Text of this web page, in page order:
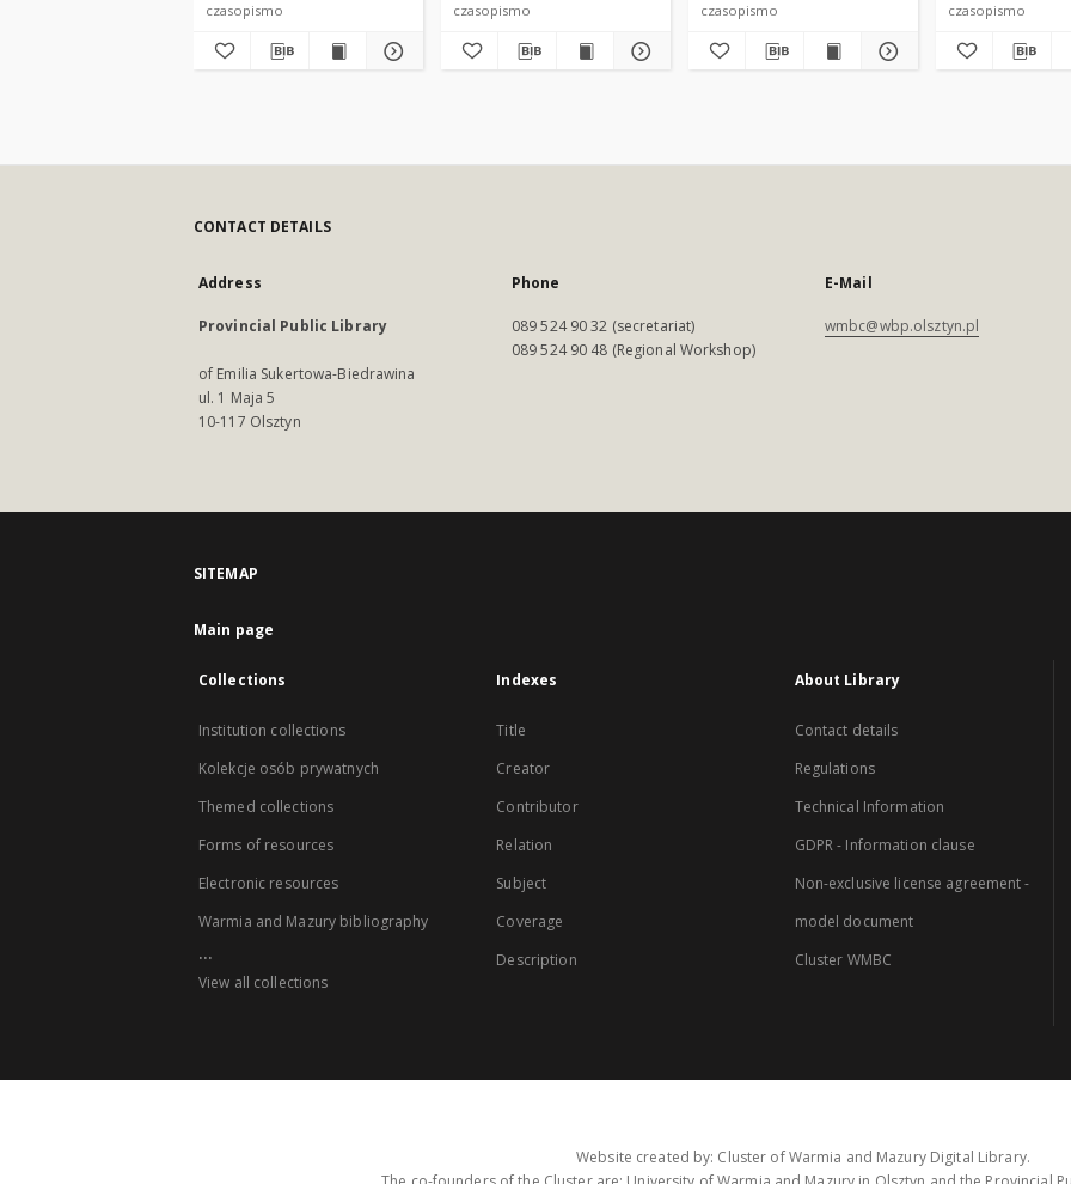
czasopismo czasopismo czasopismo czasopismo
CONTACT DETAILS
Address
Provincial Public Library
of Emilia Sukertowa-Biedrawina
ul. 1 Maja 5
10-117 Olsztyn
Phone
089 524 90 32 (secretariat)
089 524 90 48 (Regional Workshop)
E-Mail
wmbc@wbp.olsztyn.pl
SITEMAP
Main page
Collections
Institution collections
Kolekcje osób prywatnych
Themed collections
Forms of resources
Electronic resources
Warmia and Mazury bibliography
...
View all collections
Indexes
Title
Creator
Contributor
Relation
Subject
Coverage
Description
About Library
Contact details
Regulations
Technical Information
GDPR - Information clause
Non-exclusive license agreement -
model document
Cluster WMBC
Website created by: Cluster of Warmia and Mazury Digital Library.